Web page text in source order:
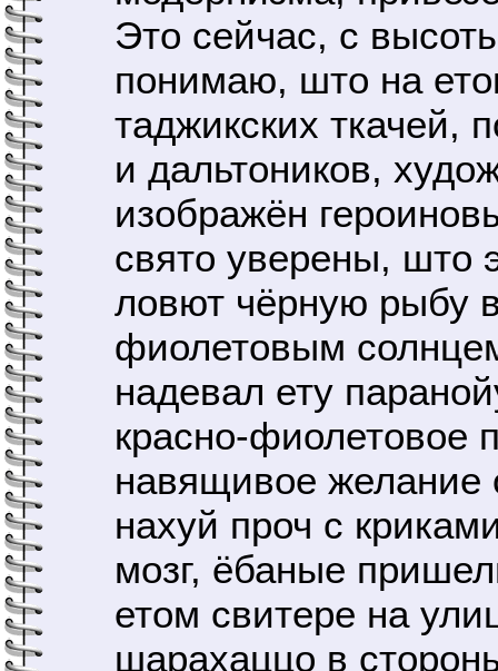
Это сейчас, с
понимаю, што на
таджикских ткачей,
и дальтоников,
изображён
свято уверены, што
ловют чёрную рыбу
фиолетовым
надевал ету
красно-фиолетовое
навящивое желание
нахуй проч с
мозг, ёбаные
етом свитере на
шарахаццо в